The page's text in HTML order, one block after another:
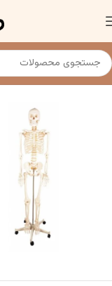
خانه مولاژو ماکت اسکلت